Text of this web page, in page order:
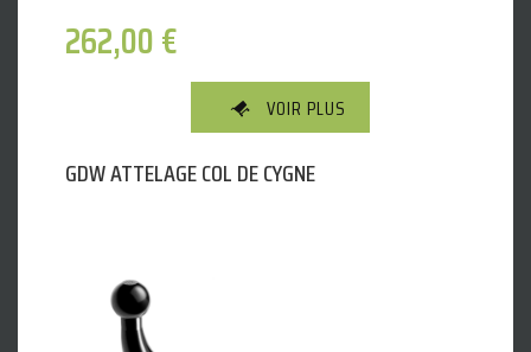
262,00€
VOIR PLUS
GDW ATTELAGE COL DE CYGNE